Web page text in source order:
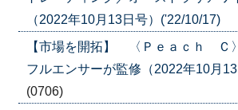
（2022年10月13日号）('22/10/17)
【市場を開拓】 〈Ｐｅａｃｈ Ｃ
フルエンサーが監修（2022年10月
(0706)